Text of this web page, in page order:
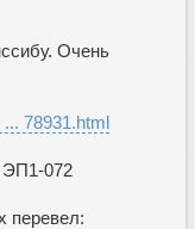
Очень
78931.html
ЭП1-072
перевел: